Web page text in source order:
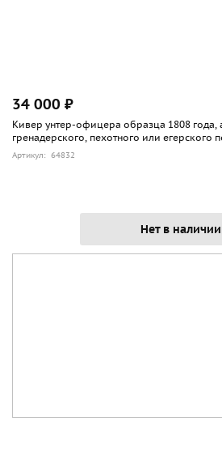
34 000 ₽
Кивер унтер-офицера образца 1808 года,
гренадерского, пехотного или егерского
Артикул: 64832
Нет в наличии